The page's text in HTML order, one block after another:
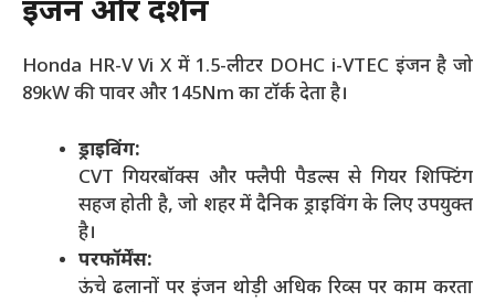
इंजन और प्रदर्शन
Honda HR-V Vi X में 1.5-लीटर DOHC i-VTEC इंजन है जो
89kW की पावर और 145Nm का टॉर्क देता है।
ड्राइविंग:
CVT गियरबॉक्स और फ्लैपी पैडल्स से गियर शिफ्टिंग
सहज होती है, जो शहर में दैनिक ड्राइविंग के लिए उपयुक्त
है।
परफॉर्मेंस:
ऊंचे ढलानों पर इंजन थोड़ी अधिक रिव्स पर काम करता